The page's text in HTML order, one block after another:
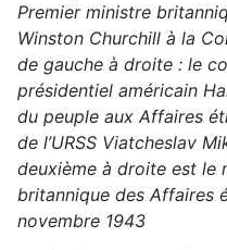
Premier ministre
Winston Churchill à la
de gauche à droite : le
présidentiel américain
du peuple aux Affaires
de l’URSS Viatcheslav
deuxième à droite est le
britannique des Affaires
novembre 1943